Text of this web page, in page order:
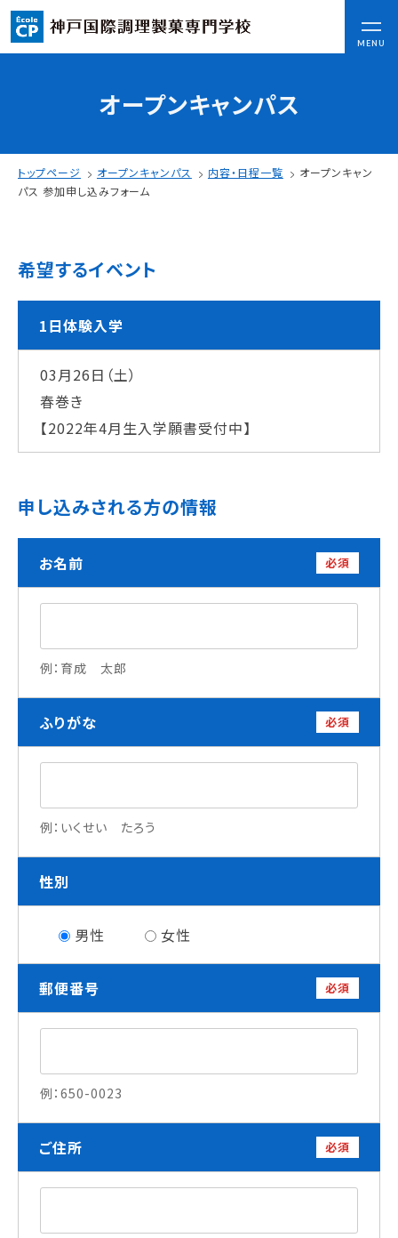
MENU
CLOSE
ここから始まる私の未来
日本全国から集まる学生たち
AO入試
指定校推薦入試
一般入試
学校案内
学校法人 育成学園の歩み
理事長メッセージ
本校独自の学費サポート制度
学費サポート
住まいサポート
調理学科
製菓学科
資格・就職
インターンシップ
活躍する卒業生
学校の特長
チャレンジプログラム
フォローアップレッスン
サマーチャレンジ実習
Eラーニング
海外研修
施設・設備紹介
先生紹介
キャンパスライフ
学生カフェ営業インフォメーション
コックコート紹介
オープンキャンパス
トップページ オープンキャンパス 内容・日程一覧
オープンキャン
パス 参加申し込みフォーム
希望するイベント
1日体験入学
03月26日（土）
春巻き
【2022年4月生入学願書受付中】
申し込みされる方の情報
お名前 必須
例：育成 太郎
ふりがな 必須
例：いくせい たろう
性別
男性 女性
郵便番号 必須
例：650-0023
ご住所 必須